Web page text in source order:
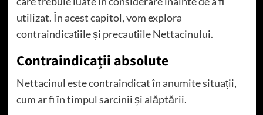
utilizat. În acest capitol, vom explora
contraindicațiile și precauțiile Nettacinului.
Contraindicații absolute
Nettacinul este contraindicat în anumite situații,
cum ar fi în timpul sarcinii și alăptării.